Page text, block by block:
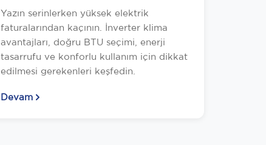
Yazın serinlerken yüksek elektrik
faturalarından kaçının. İnverter klima
avantajları, doğru BTU seçimi, enerji
tasarrufu ve konforlu kullanım için dikkat
edilmesi gerekenleri keşfedin.
Devam